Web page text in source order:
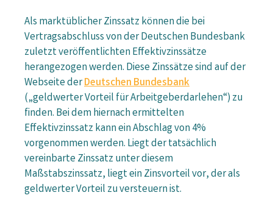
Als marktüblicher Zinssatz können die bei
Vertragsabschluss von der Deutschen Bundesbank
zuletzt veröffentlichten Effektivzinssätze
herangezogen werden. Diese Zinssätze sind auf der
Webseite derDeutschen Bundesbank
(„geldwerter Vorteil für Arbeitgeberdarlehen“) zu
finden. Bei dem hiernach ermittelten
Effektivzinssatz kann ein Abschlag von 4%
vorgenommen werden. Liegt der tatsächlich
vereinbarte Zinssatz unter diesem
Maßstabszinssatz, liegt ein Zinsvorteil vor, der als
geldwerter Vorteil zu versteuern ist.